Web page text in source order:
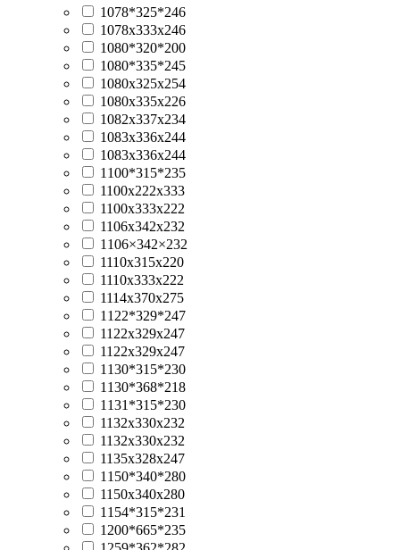
1078*325*246
1078x333x246
1080*320*200
1080*335*245
1080x325x254
1080х335х226
1082x337x234
1083x336x244
1083х336х244
1100*315*235
1100x222x333
1100x333x222
1106x342x232
1106×342×232
1110x315x220
1110x333x222
1114x370x275
1122*329*247
1122x329x247
1122х329х247
1130*315*230
1130*368*218
1131*315*230
1132x330x232
1132х330х232
1135x328x247
1150*340*280
1150х340x280
1154*315*231
1200*665*235